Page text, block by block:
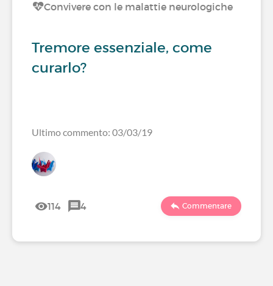
Convivere con le malattie neurologiche
Tremore essenziale, come
curarlo?
Ultimo commento: 03/03/19
114 4 Commentare